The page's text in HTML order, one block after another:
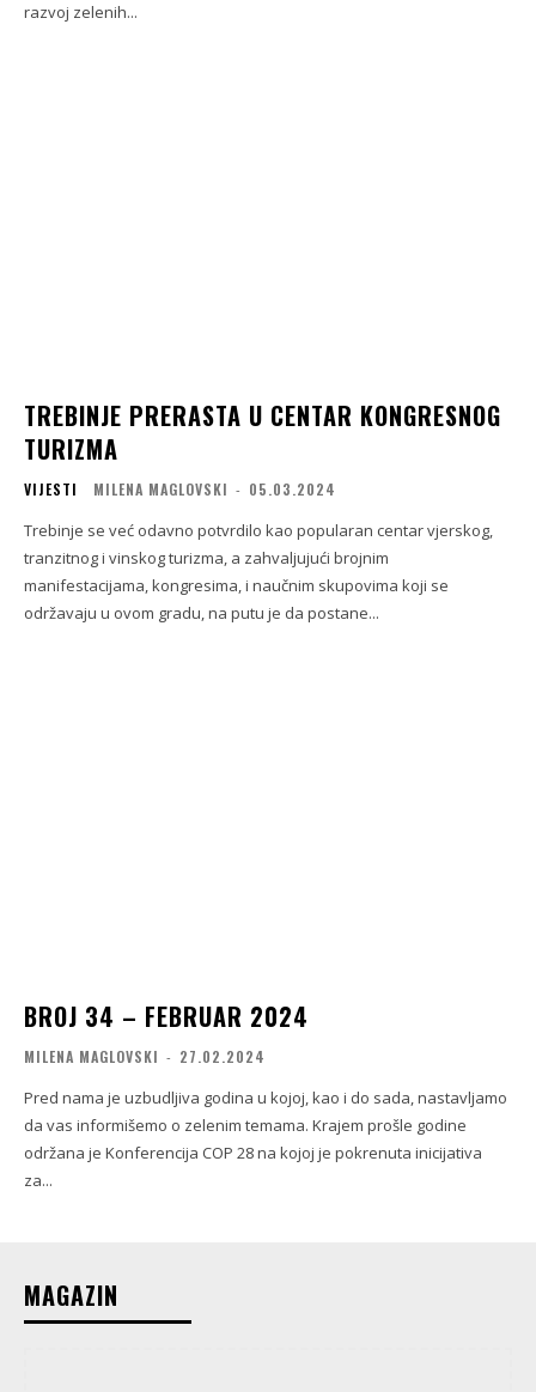
razvoj zelenih...
TREBINJE PRERASTA U CENTAR KONGRESNOG
TURIZMA
VIJESTI MILENA MAGLOVSKI - 05.03.2024
Trebinje se već odavno potvrdilo kao popularan centar vjerskog,
tranzitnog i vinskog turizma, a zahvaljujući brojnim
manifestacijama, kongresima, i naučnim skupovima koji se
održavaju u ovom gradu, na putu je da postane...
BROJ 34 – FEBRUAR 2024
MILENA MAGLOVSKI - 27.02.2024
Pred nama je uzbudljiva godina u kojoj, kao i do sada, nastavljamo
da vas informišemo o zelenim temama. Krajem prošle godine
održana je Konferencija COP 28 na kojoj je pokrenuta inicijativa
za...
MAGAZIN